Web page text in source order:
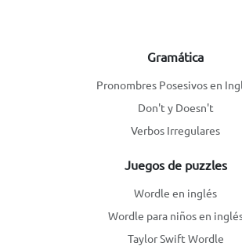
Gramática
Pronombres Posesivos en
Don't y Doesn't
Verbos Irregulares
Juegos de puzzles
Wordle en inglés
Wordle para niños en
Taylor Swift Wordle